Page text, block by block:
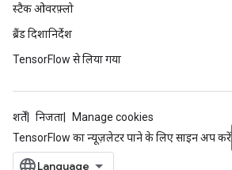
स्टैक ओवरफ़्लो
ब्रैंड दिशानिर्देश
TensorFlow से लिया गया
शर्तें निजता
Manage cookies
TensorFlow का न्यूज़लेटर पाने के लिए साइन अप करें